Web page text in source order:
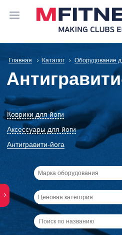
Главная Каталог Оборудование
Коврики для йоги
Аксессуары для йоги
Антигравити-йога
Марка оборудования
Ценовая категория